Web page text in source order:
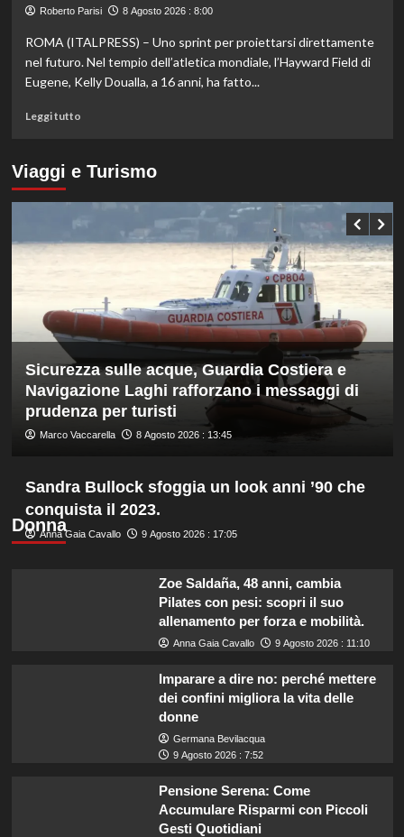
fondo,
d’argento
nella
staffetta
Parigi
Roberto Parisi 8 Agosto 2026 : 8:00
ROMA (ITALPRESS) – Uno sprint per proiettarsi direttamente
nel futuro. Nel tempio dell’atletica mondiale, l’Hayward Field di
Eugene, Kelly Doualla, a 16 anni, ha fatto...
Leggi tuttoLeggi
su
Impresa
di
a
bronzo
sui
ai
Mondiali
U20
Viaggi e Turismo
Sicurezza sulle acque, Guardia Costiera e
Navigazione Laghi rafforzano i messaggi di
prudenza per turisti
Marco Vaccarella 8 Agosto 2026 : 13:45
Donna
Sandra Bullock sfoggia un look anni ’90 che
conquista il 2023.
Anna Gaia Cavallo 9 Agosto 2026 : 17:05
Zoe Saldaña, 48 anni, cambia
Pilates con pesi: scopri il suo
allenamento per forza e mobilità.
Anna Gaia Cavallo 9 Agosto 2026 : 11:10
Imparare a dire no: perché mettere
dei confini migliora la vita delle
donne
Germana Bevilacqua
9 Agosto 2026 : 7:52
Pensione Serena: Come
Accumulare Risparmi con Piccoli
Gesti Quotidiani